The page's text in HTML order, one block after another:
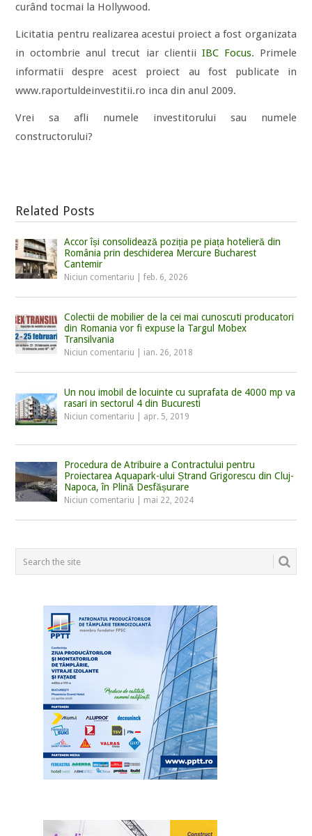
curând tocmai la Hollywood.
Licitatia pentru realizarea acestui proiect a fost organizata
in octombrie anul trecut iar clientiiIBC Focus. Primele
informatii despre acest proiect au fost publicate in
www.raportuldeinvestitii.ro inca din anul 2009.
Vrei sa afli numele investitorului sau numele
constructorului?
Related Posts
Accor își consolidează poziția pe piața hotelieră din
România prin deschiderea Mercure Bucharest
Cantemir
Niciun comentariu |feb. 6, 2026
Colectii de mobilier de la cei mai cunoscuti producatori
din Romania vor fi expuse la Targul Mobex
Transilvania
Niciun comentariu ian. 26, 2018
Un nou imobil de locuinte cu suprafata de 4000 mp va
rasari in sectorul 4 din Bucuresti
Niciun comentariu apr. 5, 2019
Procedura de Atribuire a Contractului pentru
Proiectarea Aquapark-ului Ștrand Grigorescu din Cluj-
Napoca, în Plină Desfășurare
Niciun comentariu mai 22, 2024